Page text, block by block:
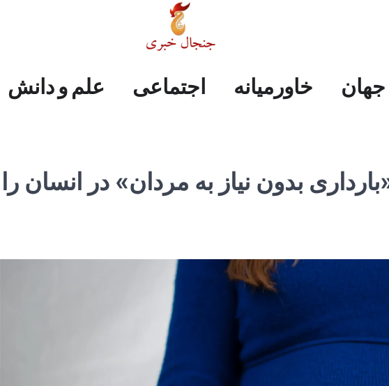
صفحه
ایران
جهان
خاورمیانه
اجتماعی
علم
فرهنگی
جهان خاورمیانه اجتماعی علم و دانش
بدون نیاز به مردان» در انسان را